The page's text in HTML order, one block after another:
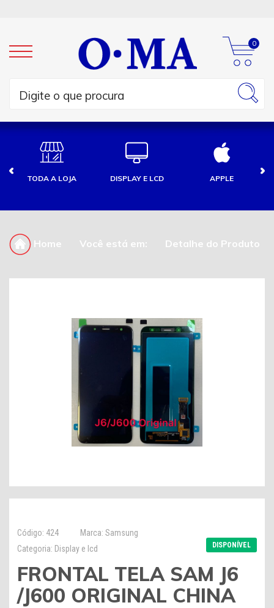
0
TODA A LOJA DISPLAY E LCD APPLE
Home Você está em: Detalhe do Produto
Código: 424
Marca: Samsung
Categoria: Display e lcd
DISPONÍVEL
FRONTAL TELA SAM J6
/J600 ORIGINAL CHINA